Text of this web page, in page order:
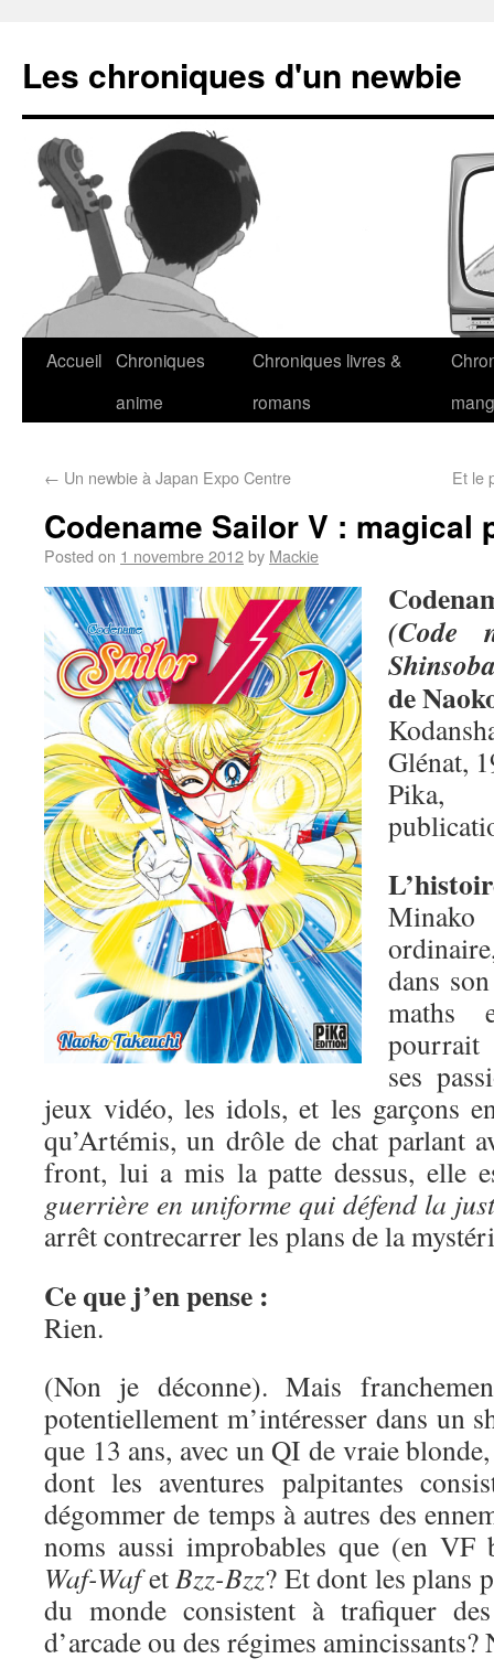
Les chroniques d'un newbie
Accueil Chroniques
anime
Chroniques livres &
romans
← Un newbie à Japan Expo Centre Et le
Codename Sailor V : magical
Posted on 1 novembre 2012by Mackie
(Code
de
Glénat,
Pika,
Minako
dans
maths
pourrait
ses
jeux vidéo, les idols, et les garçons
qu’Artémis, un drôle de chat parlant
front, lui a mis la patte dessus, elle
guerrière en uniforme qui défend la
arrêt contrecarrer les plans de la
Ce que j’en pense :
Rien.
(Non je déconne). Mais
potentiellement m’intéresser dans un
que 13 ans, avec un QI de vraie
dont les aventures palpitantes
dégommer de temps à autres des
noms aussi improbables que (en
Waf-WafetBzz-Bzz? Et dont les plans
du monde consistent à trafiquer
d’arcade ou des régimes